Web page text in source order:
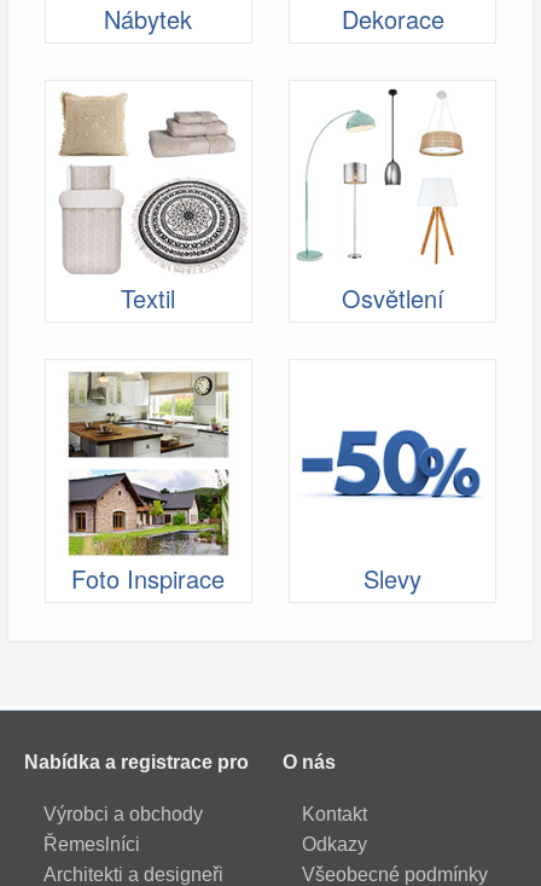
Nábytek Dekorace
Textil Osvětlení
Foto Inspirace Slevy
Nabídka a registrace pro
Výrobci a obchody
Řemeslníci
Architekti a designeři
O nás
Kontakt
Odkazy
Všeobecné podmínky